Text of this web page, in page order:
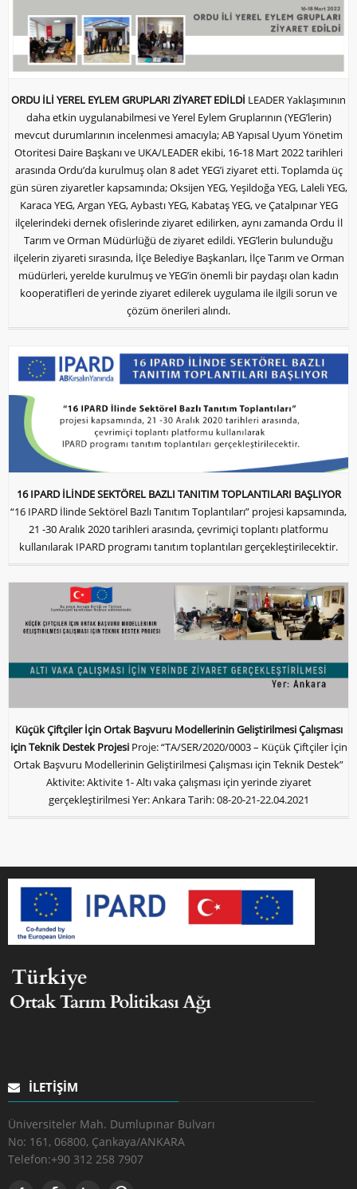
ORDU İLİ YEREL EYLEM GRUPLARI ZİYARET EDİLDİ LEADER Yaklaşımının
daha etkin uygulanabilmesi ve Yerel Eylem Gruplarının (YEG’lerin)
mevcut durumlarının incelenmesi amacıyla; AB Yapısal Uyum Yönetim
Otoritesi Daire Başkanı ve UKA/LEADER ekibi, 16-18 Mart 2022 tarihleri
arasında Ordu’da kurulmuş olan 8 adet YEG’i ziyaret etti. Toplamda üç
gün süren ziyaretler kapsamında; Oksijen YEG, Yeşildoğa YEG, Laleli YEG,
Karaca YEG, Argan YEG, Aybastı YEG, Kabataş YEG, ve Çatalpınar YEG
ilçelerindeki dernek ofislerinde ziyaret edilirken, aynı zamanda Ordu İl
Tarım ve Orman Müdürlüğü de ziyaret edildi. YEG’lerin bulunduğu
ilçelerin ziyareti sırasında, İlçe Belediye Başkanları, İlçe Tarım ve Orman
müdürleri, yerelde kurulmuş ve YEG’in önemli bir paydaşı olan kadın
kooperatifleri de yerinde ziyaret edilerek uygulama ile ilgili sorun ve
çözüm önerileri alındı.
16 IPARD İLİNDE SEKTÖREL BAZLI TANITIM TOPLANTILARI BAŞLIYOR
“16 IPARD İlinde Sektörel Bazlı Tanıtım Toplantıları” projesi kapsamında,
21 -30 Aralık 2020 tarihleri arasında, çevrimiçi toplantı platformu
kullanılarak IPARD programı tanıtım toplantıları gerçekleştirilecektir.
Küçük Çiftçiler İçin Ortak Başvuru Modellerinin Geliştirilmesi Çalışması
için Teknik Destek Projesi Proje: “TA/SER/2020/0003 – Küçük Çiftçiler İçin
Ortak Başvuru Modellerinin Geliştirilmesi Çalışması için Teknik Destek”
Aktivite: Aktivite 1- Altı vaka çalışması için yerinde ziyaret
gerçekleştirilmesi Yer: Ankara Tarih: 08-20-21-22.04.2021
İLETIŞIM
Üniversiteler Mah. Dumlupınar Bulvarı
No: 161, 06800, Çankaya/ANKARA
Telefon:+90 312 258 7907